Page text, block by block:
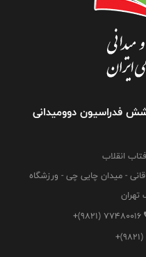
فدراسیون دوومیدانی
انقلاب
- میدان چایی چی - ورزشگاه
تهران
+(9821) 77480016